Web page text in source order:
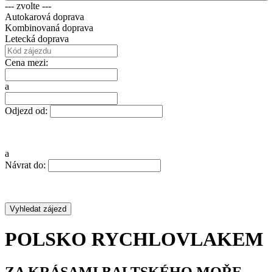
--- zvolte ---
Autokarová doprava
Kombinovaná doprava
Letecká doprava
Cena mezi:
a
Odjezd od:
a
Návrat do:
POLSKO RYCHLOVLAKEM